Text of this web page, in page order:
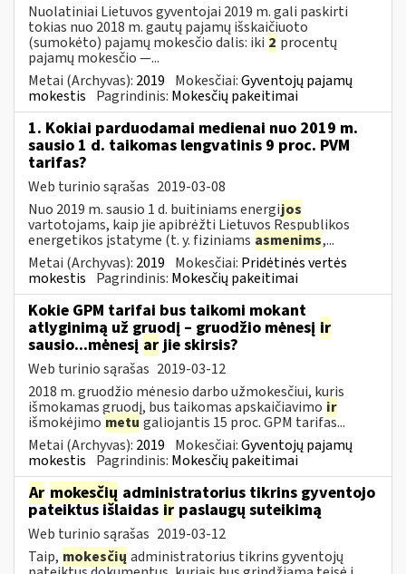
Nuolatiniai Lietuvos gyventojai 2019 m. gali paskirti
tokias nuo 2018 m. gautų pajamų išskaičiuoto
(sumokėto) pajamų mokesčio dalis: iki 2 procentų
pajamų mokesčio —...
Metai (Archyvas): 2019 Mokesčiai:Gyventojų pajamų
mokestis Pagrindinis: Mokesčių pakeitimai
1. Kokiai parduodamai medienai nuo 2019 m.
sausio 1 d. taikomas lengvatinis 9 proc. PVM
tarifas?
Web turinio sąrašas 2019-03-08
Nuo 2019 m. sausio 1 d. buitiniams energijos
vartotojams, kaip jie apibrėžti Lietuvos Respublikos
energetikos įstatyme (t. y. fiziniams asmenims,...
Metai (Archyvas): 2019 Mokesčiai: Pridėtinės vertės
mokestis Pagrindinis: Mokesčių pakeitimai
Kokie GPM tarifai bus taikomi mokant
atlyginimą už gruodį – gruodžio mėnesį ir
sausio...mėnesį arjie skirsis?
Web turinio sąrašas 2019-03-12
2018 m. gruodžio mėnesio darbo užmokesčiui, kuris
išmokamas gruodį, bus taikomas apskaičiavimo ir
išmokėjimo metu galiojantis 15 proc. GPM tarifas...
Metai (Archyvas): 2019 Mokesčiai:Gyventojų pajamų
mokestis Pagrindinis: Mokesčių pakeitimai
Ar mokesčių administratorius tikrins gyventojo
pateiktus išlaidas ir paslaugų suteikimą
Web turinio sąrašas 2019-03-12
Taip, mokesčių administratorius tikrins gyventojų